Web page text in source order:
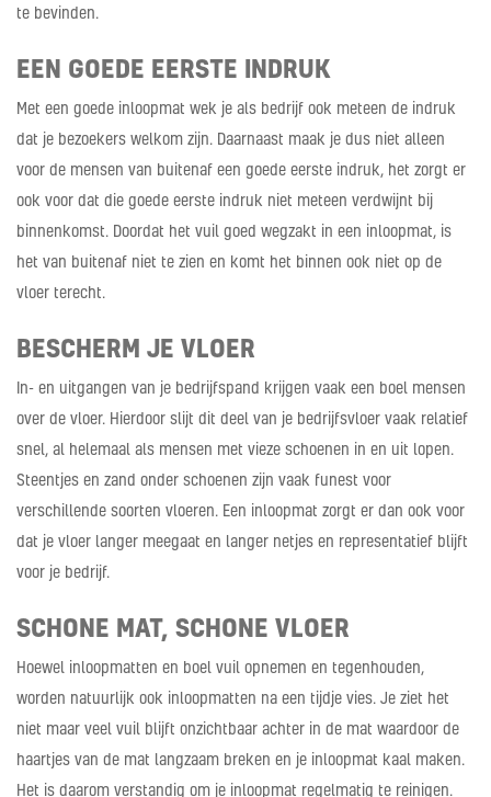
te bevinden.
EEN GOEDE EERSTE INDRUK
Met een goede inloopmat wek je als bedrijf ook meteen de indruk
dat je bezoekers welkom zijn. Daarnaast maak je dus niet alleen
voor de mensen van buitenaf een goede eerste indruk, het zorgt er
ook voor dat die goede eerste indruk niet meteen verdwijnt bij
binnenkomst. Doordat het vuil goed wegzakt in een inloopmat, is
het van buitenaf niet te zien en komt het binnen ook niet op de
vloer terecht.
BESCHERM JE VLOER
In- en uitgangen van je bedrijfspand krijgen vaak een boel mensen
over de vloer. Hierdoor slijt dit deel van je bedrijfsvloer vaak relatief
snel, al helemaal als mensen met vieze schoenen in en uit lopen.
Steentjes en zand onder schoenen zijn vaak funest voor
verschillende soorten vloeren. Een inloopmat zorgt er dan ook voor
dat je vloer langer meegaat en langer netjes en representatief blijft
voor je bedrijf.
SCHONE MAT, SCHONE VLOER
Hoewel inloopmatten en boel vuil opnemen en tegenhouden,
worden natuurlijk ook inloopmatten na een tijdje vies. Je ziet het
niet maar veel vuil blijft onzichtbaar achter in de mat waardoor de
haartjes van de mat langzaam breken en je inloopmat kaal maken.
Het is daarom verstandig om je inloopmat regelmatig te reinigen.